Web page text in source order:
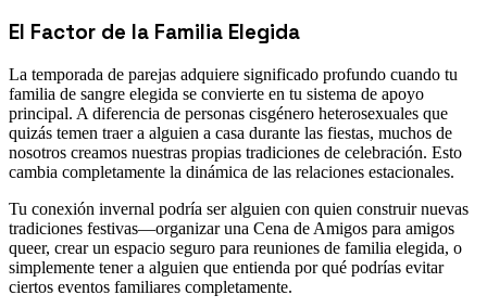
El Factor de la Familia Elegida
La temporada de parejas adquiere significado profundo cuando tu
familia de sangre elegida se convierte en tu sistema de apoyo
principal. A diferencia de personas cisgénero heterosexuales que
quizás temen traer a alguien a casa durante las fiestas, muchos de
nosotros creamos nuestras propias tradiciones de celebración. Esto
cambia completamente la dinámica de las relaciones estacionales.
Tu conexión invernal podría ser alguien con quien construir nuevas
tradiciones festivas—organizar una Cena de Amigos para amigos
queer, crear un espacio seguro para reuniones de familia elegida, o
simplemente tener a alguien que entienda por qué podrías evitar
ciertos eventos familiares completamente.